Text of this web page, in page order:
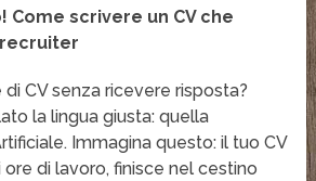
Come scrivere un CV che
recruiter
di CV senza ricevere risposta?
la lingua giusta: quella
Immagina questo: il tuo CV
di lavoro, finisce nel cestino